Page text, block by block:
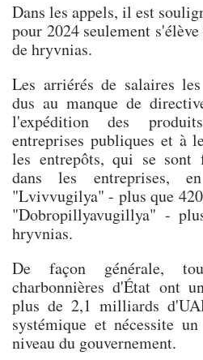
Dans les appels, il est
pour 2024 seulement
de hryvnias.
Les arriérés de salaires
dus au manque de
l'expédition des
entreprises publiques et à
les entrepôts, qui se sont
dans les entreprises,
"Lvivvugilya" - plus que
"Dobropillyavugillya" -
hryvnias.
De façon générale,
charbonnières d'État ont
plus de 2,1 milliards
systémique et nécessite
niveau du gouvernement.